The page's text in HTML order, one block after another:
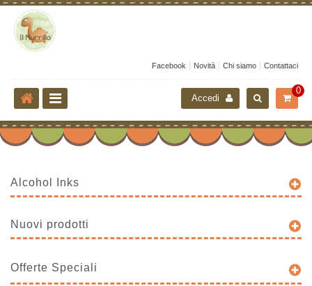
Facebook Novità Chi siamo Contattaci
0
Accedi
Alcohol Inks
Nuovi prodotti
Offerte Speciali